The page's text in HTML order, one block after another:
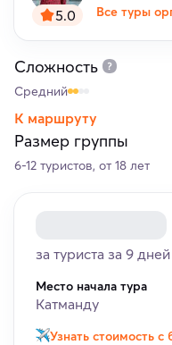
5.0
Все туры
Сложность
Средний
К маршруту
Размер группы
6-12 туристов, от 18 лет
за туриста за 9 дней
Место начала тура
Катманду
Узнать стоимость